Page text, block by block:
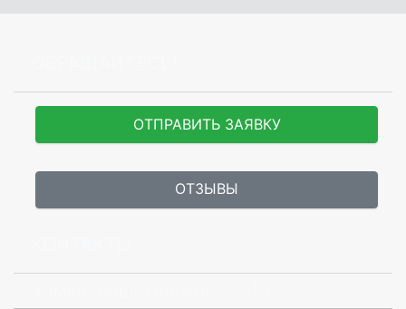
ОТПРАВИТЬ ЗАЯВКУ
ОТЗЫВЫ